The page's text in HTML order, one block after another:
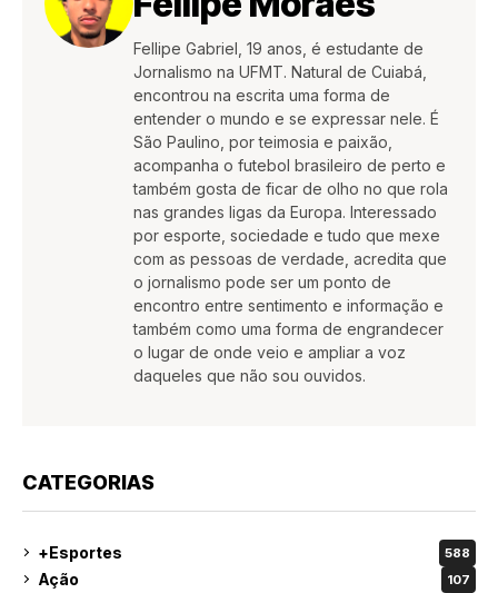
Fellipe Gabriel, 19 anos, é estudante de
Jornalismo na UFMT. Natural de Cuiabá,
encontrou na escrita uma forma de
entender o mundo e se expressar nele. É
São Paulino, por teimosia e paixão,
acompanha o futebol brasileiro de perto e
também gosta de ficar de olho no que rola
nas grandes ligas da Europa. Interessado
por esporte, sociedade e tudo que mexe
com as pessoas de verdade, acredita que
o jornalismo pode ser um ponto de
encontro entre sentimento e informação e
também como uma forma de engrandecer
o lugar de onde veio e ampliar a voz
daqueles que não sou ouvidos.
CATEGORIAS
+Esportes 588
Ação 107